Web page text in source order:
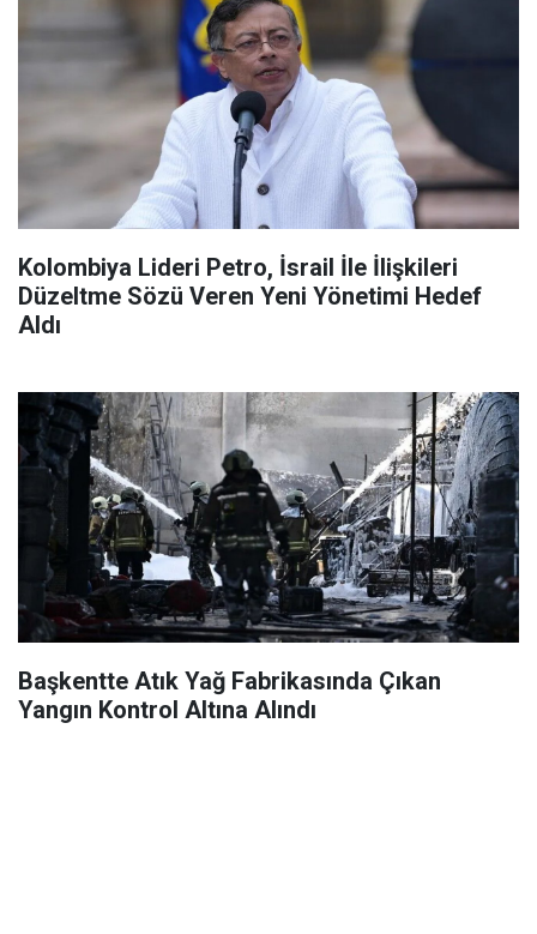
Kolombiya Lideri Petro, İsrail İle İlişkileri
Düzeltme Sözü Veren Yeni Yönetimi Hedef
Aldı
Başkentte Atık Yağ Fabrikasında Çıkan
Yangın Kontrol Altına Alındı